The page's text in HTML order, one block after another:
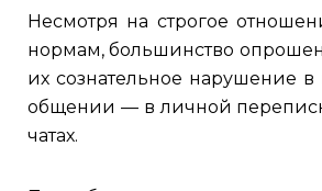
Несмотря на строгое
нормам, большинство
их сознательное нарушение
общении — в личной
чатах.